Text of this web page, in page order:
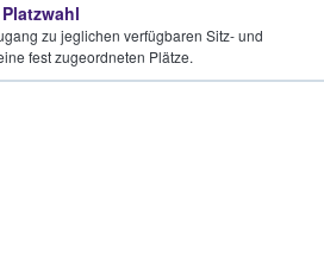
zu jeglichen verfügbaren Sitz- und
fest zugeordneten Plätze.